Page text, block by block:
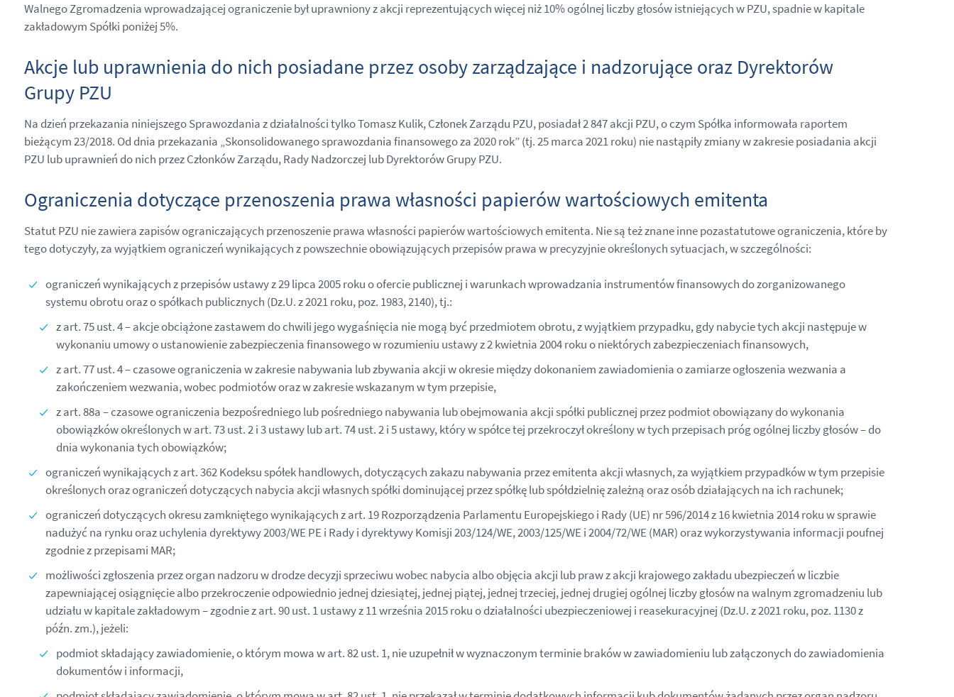
Walnego Zgromadzenia wprowadzającej ograniczenie był uprawniony z akcji reprezentujących więcej niż 10% ogólnej liczby głosów istniejących w PZU, spadnie w kapitale
zakładowym Spółki poniżej 5%.
Akcje lub uprawnienia do nich posiadane przez osoby zarządzające i nadzorujące oraz Dyrektorów
Grupy PZU
Na dzień przekazania niniejszego Sprawozdania z działalności tylko Tomasz Kulik, Członek Zarządu PZU, posiadał 2 847 akcji PZU, o czym Spółka informowała raportem
bieżącym 23/2018. Od dnia przekazania „Skonsolidowanego sprawozdania finansowego za 2020 rok” (tj. 25 marca 2021 roku) nie nastąpiły zmiany w zakresie posiadania akcji
PZU lub uprawnień do nich przez Członków Zarządu, Rady Nadzorczej lub Dyrektorów Grupy PZU.
Ograniczenia dotyczące przenoszenia prawa własności papierów wartościowych emitenta
Statut PZU nie zawiera zapisów ograniczających przenoszenie prawa własności papierów wartościowych emitenta. Nie są też znane inne pozastatutowe ograniczenia, które by
tego dotyczyły, za wyjątkiem ograniczeń wynikających z powszechnie obowiązujących przepisów prawa w precyzyjnie określonych sytuacjach, w szczególności:
ograniczeń wynikających z przepisów ustawy z 29 lipca 2005 roku o ofercie publicznej i warunkach wprowadzania instrumentów finansowych do zorganizowanego
systemu obrotu oraz o spółkach publicznych (Dz.U. z 2021 roku, poz. 1983, 2140), tj.:
z art. 75 ust. 4 – akcje obciążone zastawem do chwili jego wygaśnięcia nie mogą być przedmiotem obrotu, z wyjątkiem przypadku, gdy nabycie tych akcji następuje w
wykonaniu umowy o ustanowienie zabezpieczenia finansowego w rozumieniu ustawy z 2 kwietnia 2004 roku o niektórych zabezpieczeniach finansowych,
z art. 77 ust. 4 – czasowe ograniczenia w zakresie nabywania lub zbywania akcji w okresie między dokonaniem zawiadomienia o zamiarze ogłoszenia wezwania a
zakończeniem wezwania, wobec podmiotów oraz w zakresie wskazanym w tym przepisie,
z art. 88a – czasowe ograniczenia bezpośredniego lub pośredniego nabywania lub obejmowania akcji spółki publicznej przez podmiot obowiązany do wykonania
obowiązków określonych w art. 73 ust. 2 i 3 ustawy lub art. 74 ust. 2 i 5 ustawy, który w spółce tej przekroczył określony w tych przepisach próg ogólnej liczby głosów – do
dnia wykonania tych obowiązków;
ograniczeń wynikających z art. 362 Kodeksu spółek handlowych, dotyczących zakazu nabywania przez emitenta akcji własnych, za wyjątkiem przypadków w tym przepisie
określonych oraz ograniczeń dotyczących nabycia akcji własnych spółki dominującej przez spółkę lub spółdzielnię zależną oraz osób działających na ich rachunek;
ograniczeń dotyczących okresu zamkniętego wynikających z art. 19 Rozporządzenia Parlamentu Europejskiego i Rady (UE) nr 596/2014 z 16 kwietnia 2014 roku w sprawie
nadużyć na rynku oraz uchylenia dyrektywy 2003/WE PE i Rady i dyrektywy Komisji 203/124/WE, 2003/125/WE i 2004/72/WE (MAR) oraz wykorzystywania informacji poufnej
zgodnie z przepisami MAR;
możliwości zgłoszenia przez organ nadzoru w drodze decyzji sprzeciwu wobec nabycia albo objęcia akcji lub praw z akcji krajowego zakładu ubezpieczeń w liczbie
zapewniającej osiągnięcie albo przekroczenie odpowiednio jednej dziesiątej, jednej piątej, jednej trzeciej, jednej drugiej ogólnej liczby głosów na walnym zgromadzeniu lub
udziału w kapitale zakładowym – zgodnie z art. 90 ust. 1 ustawy z 11 września 2015 roku o działalności ubezpieczeniowej i reasekuracyjnej (Dz.U. z 2021 roku, poz. 1130 z
późn. zm.), jeżeli:
podmiot składający zawiadomienie, o którym mowa w art. 82 ust. 1, nie uzupełnił w wyznaczonym terminie braków w zawiadomieniu lub załączonych do zawiadomienia
dokumentów i informacji,